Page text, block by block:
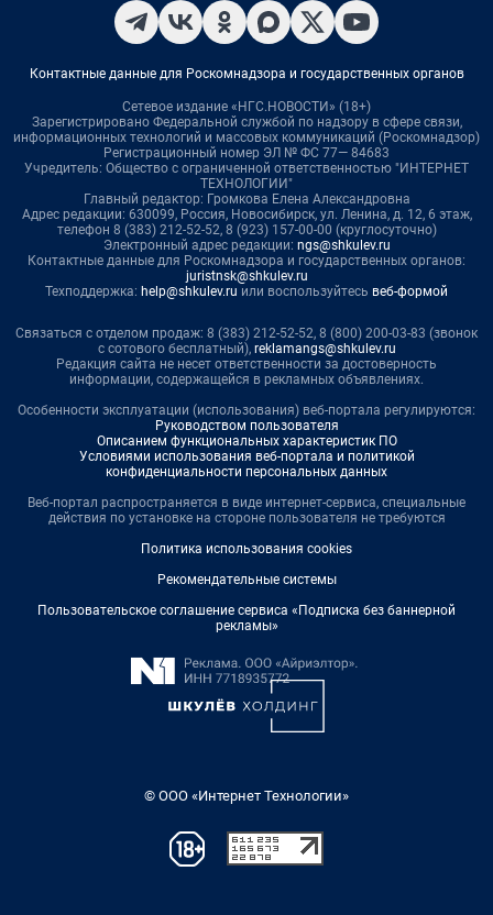
Контактные данные для Роскомнадзора и государственных органов
Сетевое издание «НГС.НОВОСТИ» (18+)
Зарегистрировано Федеральной службой по надзору в сфере связи,
информационных технологий и массовых коммуникаций (Роскомнадзор)
Регистрационный номер ЭЛ № ФС 77— 84683
Учредитель: Общество с ограниченной ответственностью "ИНТЕРНЕТ
ТЕХНОЛОГИИ"
Главный редактор: Громкова Елена Александровна
Адрес редакции: 630099, Россия, Новосибирск, ул. Ленина, д. 12, 6 этаж,
телефон 8 (383) 212-52-52, 8 (923) 157-00-00 (круглосуточно)
Электронный адрес редакции: ngs@shkulev.ru
Контактные данные для Роскомнадзора и государственных органов:
juristnsk@shkulev.ru
Техподдержка: help@shkulev.ru или воспользуйтесь веб-формой
Связаться с отделом продаж: 8 (383) 212-52-52, 8 (800) 200-03-83 (звонок
с сотового бесплатный), reklamangs@shkulev.ru
Редакция сайта не несет ответственности за достоверность
информации, содержащейся в рекламных объявлениях.
Особенности эксплуатации (использования) веб-портала регулируются:
Руководством пользователя
Описанием функциональных характеристик ПО
Условиями использования веб-портала и политикой
конфиденциальности персональных данных
Веб-портал распространяется в виде интернет-сервиса, специальные
действия по установке на стороне пользователя не требуются
Политика использования cookies
Рекомендательные системы
Пользовательское соглашение сервиса «Подписка без баннерной
рекламы»
© ООО «Интернет Технологии»